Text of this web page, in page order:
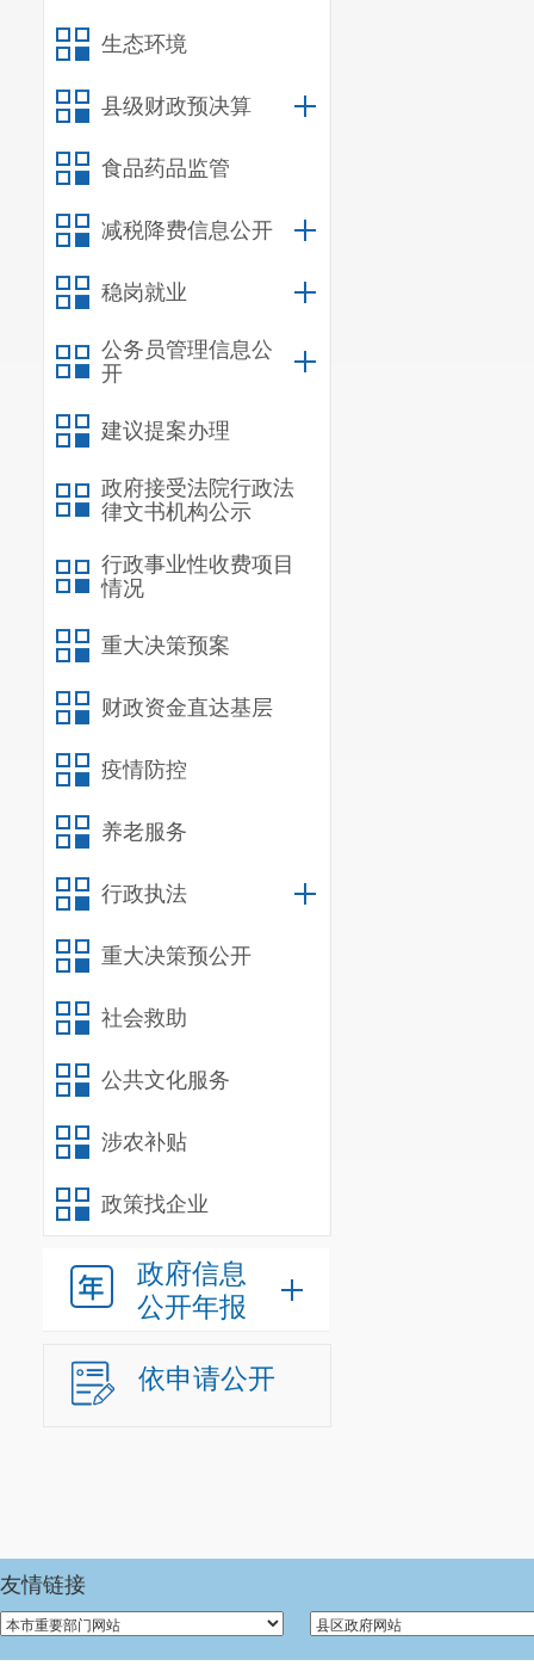
生态环境
县级财政预决算
食品药品监管
减税降费信息公开
稳岗就业
公务员管理信息公
开
建议提案办理
政府接受法院行政法
律文书机构公示
行政事业性收费项目
情况
重大决策预案
财政资金直达基层
疫情防控
养老服务
行政执法
重大决策预公开
社会救助
公共文化服务
涉农补贴
政策找企业
政府信息
公开年报
依申请公开
友情链接